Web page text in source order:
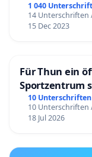
1 040
14 Unterschriften
15 Dec 2023
Für Thun ein
Sportzentrum
10 Unterschriften
10 Unterschriften
18 Jul 2026